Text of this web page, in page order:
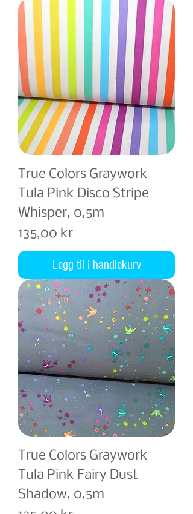
True Colors Graywork
Tula Pink Disco Stripe
Whisper, 0,5m
Pris
135,00 kr
Legg til i handlekurv
True Colors Graywork
Tula Pink Fairy Dust
Shadow, 0,5m